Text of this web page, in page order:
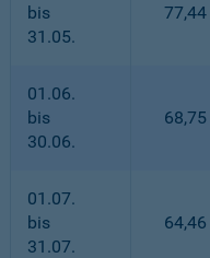
bis
31.05.
77,44
01.06.
bis
30.06.
68,75
01.07.
bis
31.07.
64,46